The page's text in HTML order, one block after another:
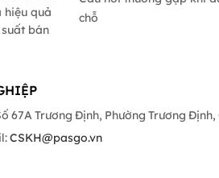
hiệu quả
bán
chỗ
67A Trương Định, Phường Trương
CSKH@pasgo.vn